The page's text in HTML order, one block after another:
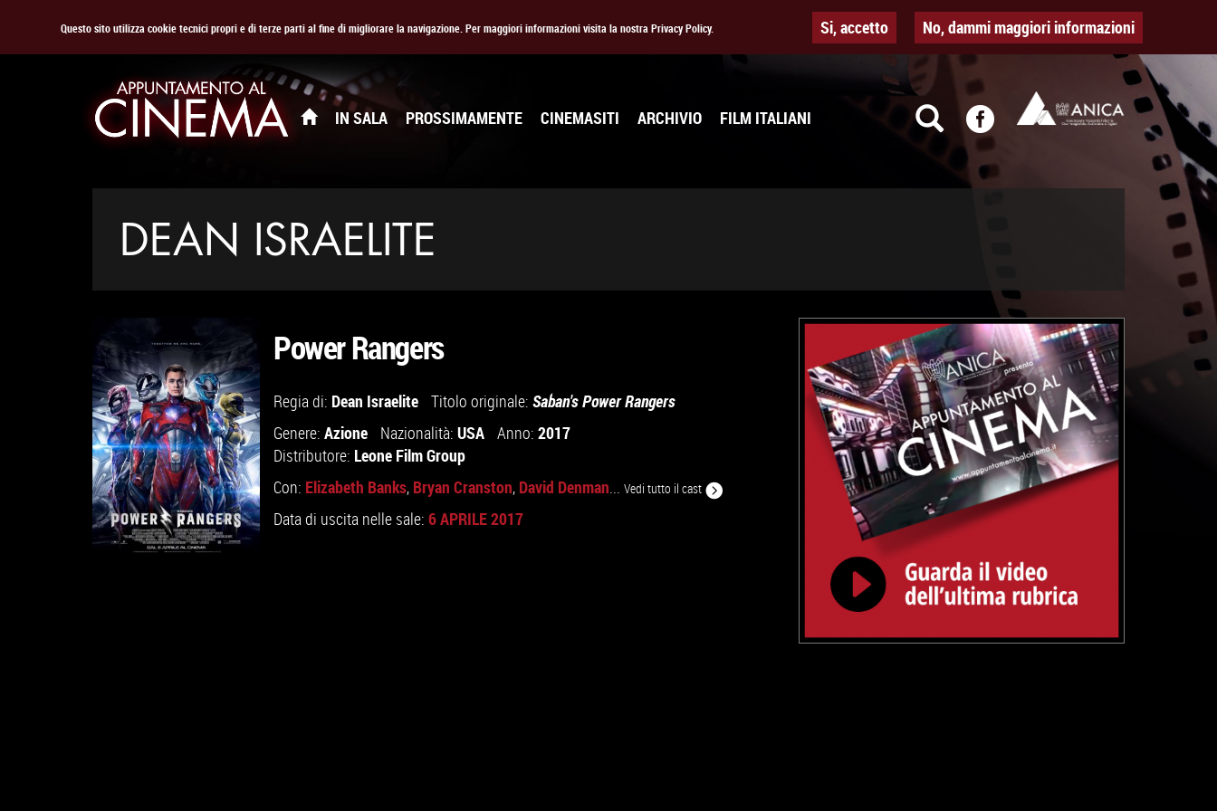
Questo sito utilizza cookie tecnici propri e di terze parti al fine di migliorare la navigazione. Per maggiori informazioni visita la nostra Privacy Policy. Si, accetto No, dammi maggiori informazioni
IN SALA PROSSIMAMENTE CINEMASITI ARCHIVIO FILM ITALIANI
DEAN ISRAELITE
Power Rangers
Regia di: Dean Israelite Titolo originale: Saban's Power Rangers
Genere: Azione Nazionalità: USA Anno: 2017
Distributore: Leone Film Group
Con: Elizabeth Banks, Bryan Cranston, David Denman... Vedi tutto il cast
Data di uscita nelle sale: 6 APRILE 2017